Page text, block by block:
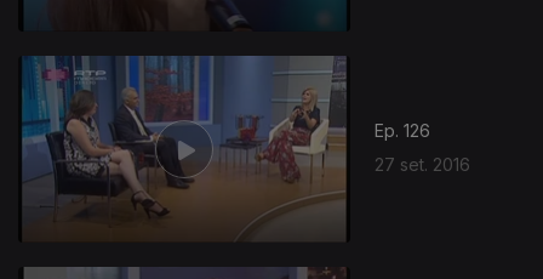
Ep. 126
27 set. 2016